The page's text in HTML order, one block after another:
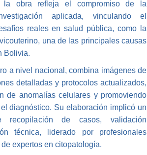
la obra refleja el compromiso de la
aplicada, vinculando el
reales en salud pública, como la
una de las principales causas
Bolivia.
a nivel nacional, combina imágenes de
detalladas y protocolos actualizados,
de anomalías celulares y promoviendo
diagnóstico. Su elaboración implicó un
recopilación de casos, validación
técnica, liderado por profesionales
expertos en citopatología.